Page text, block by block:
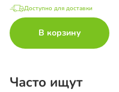
Доступно для доставки
В корзину
Часто ищут